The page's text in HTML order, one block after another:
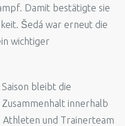
Damit bestätigte sie
Šedá war erneut die
wichtiger
bleibt die
innerhalb
Athleten und Trainerteam